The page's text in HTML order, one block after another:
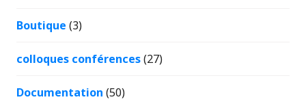
Boutique (3)
colloques conférences(27)
Documentation (50)